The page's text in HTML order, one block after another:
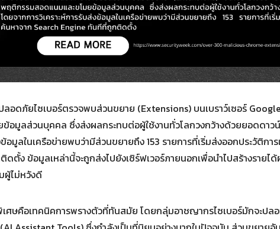
อดภัยไซเบอร์ตรวจพบส่วนขยาย (Extensions) บนเบราว์เซอร์
อมูลส่วนบุคคล ซึ่งส่งผลกระทบต่อผู้ใช้งานทั่วโลกวงกว้างด้วยยอดดาว
ข้อมูลในเครือข่ายพบว่ามีส่วนขยายถึง 153 รายการที่เริ่มส่งออกประวัติกา
ตั้ง ข้อมูลเหล่านี้จะถูกส่งไปยังเซิร์ฟเวอร์ภายนอกเพื่อนำไปสร้างรายไ
ผู้ไม่หวังดี
ศษคือเทคนิคการพรางตัวที่ทันสมัย โดยกลุ่มอาชญากรไซเบอร์มักจะปล